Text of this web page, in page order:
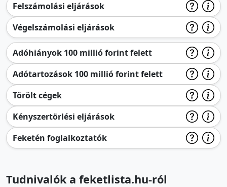
Felszámolási eljárások
Végelszámolási eljárások
Adóhiányok 100 millió forint felett
Adótartozások 100 millió forint felett
Törölt cégek
Kényszertörlési eljárások
Feketén foglalkoztatók
Tudnivalók a feketlista.hu-ról